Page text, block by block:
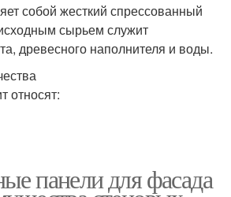
собой жесткий спрессованный
сырьем служит
древесного наполнителя и воды.
относят:
панели для фасада